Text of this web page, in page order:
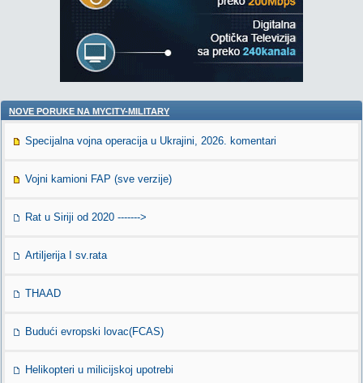
NOVE PORUKE NA MYCITY-MILITARY
Specijalna vojna operacija u Ukrajini, 2026. komentari
Vojni kamioni FAP (sve verzije)
Rat u Siriji od 2020 ------->
Artiljerija I sv.rata
THAAD
Budući evropski lovac(FCAS)
Helikopteri u milicijskoj upotrebi